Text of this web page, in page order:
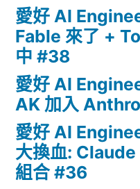
愛好 AI
Fable 來了 +
中 #38
愛好 AI
AK 加入
愛好 AI
大換血:
組合 #36